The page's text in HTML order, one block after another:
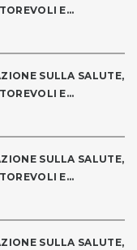
E...
SULLA SALUTE,
E...
SULLA SALUTE,
E...
SULLA SALUTE,